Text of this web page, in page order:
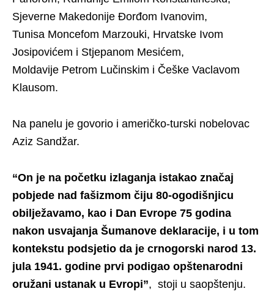
Sjeverne Makedonije Đorđom Ivanovim,
Tunisa Moncefom Marzouki, Hrvatske Ivom
Josipovićem i Stjepanom Mesićem,
Moldavije Petrom Lučinskim i Češke Vaclavom
Klausom.
Na panelu je govorio i američko-turski nobelovac
Aziz Sandžar.
“On je na početku izlaganja istakao značaj
pobjede nad fašizmom čiju 80-ogodišnjicu
obilježavamo, kao i Dan Evrope 75 godina
nakon usvajanja Šumanove deklaracije, i u tom
kontekstu podsjetio da je crnogorski narod 13.
jula 1941. godine prvi podigao opštenarodni
oružani ustanak u Evropi”, stoji u saopštenju.